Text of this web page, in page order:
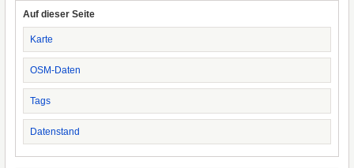
Auf dieser Seite
Karte
OSM-Daten
Tags
Datenstand